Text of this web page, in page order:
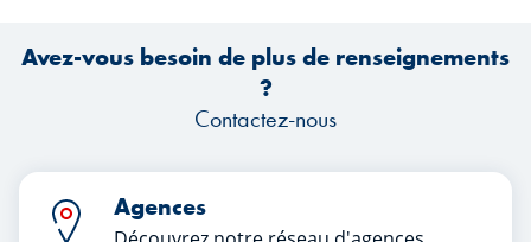
Avez-vous besoin de plus de renseignements
?
Contactez-nous
Agences